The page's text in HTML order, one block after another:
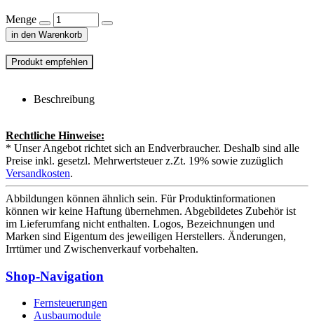
Menge
in den Warenkorb
Beschreibung
Rechtliche Hinweise:
* Unser Angebot richtet sich an Endverbraucher. Deshalb sind alle
Preise inkl. gesetzl. Mehrwertsteuer z.Zt. 19% sowie zuzüglich
Versandkosten.
Abbildungen können ähnlich sein. Für Produktinformationen
können wir keine Haftung übernehmen. Abgebildetes Zubehör ist
im Lieferumfang nicht enthalten. Logos, Bezeichnungen und
Marken sind Eigentum des jeweiligen Herstellers. Änderungen,
Irrtümer und Zwischenverkauf vorbehalten.
Shop-Navigation
Fernsteuerungen
Ausbaumodule